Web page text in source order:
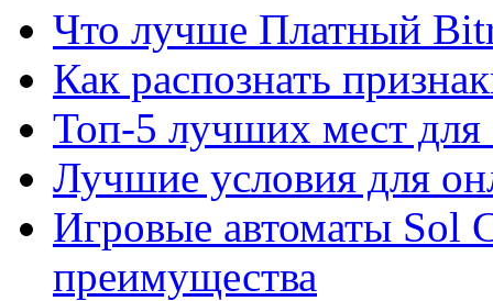
Что лучше Платный
Как распознать
Топ-5 лучших мест для
Лучшие условия для
Игровые автоматы Sol
преимущества